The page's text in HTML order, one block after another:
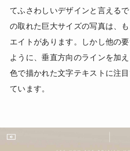
てふさわしいデザインと言える
の取れた巨大サイズの写真は、
エイトがあります。しかし他の
ように、垂直方向のラインを加
色で描かれた文字テキストに注
ています。